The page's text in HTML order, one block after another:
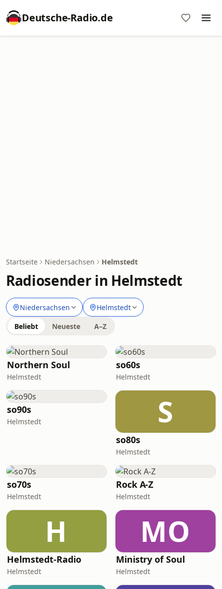
Deutsche-Radio.de
Startseite Niedersachsen Helmstedt
Radiosender in Helmstedt
Niedersachsen Helmstedt
Beliebt Neueste A–Z
Northern Soul
Helmstedt
so60s
Helmstedt
so90s
Helmstedt S
so80s
Helmstedt
so70s
Helmstedt
Rock A-Z
Helmstedt
H
Helmstedt-Radio
Helmstedt
MO
Ministry of Soul
Helmstedt